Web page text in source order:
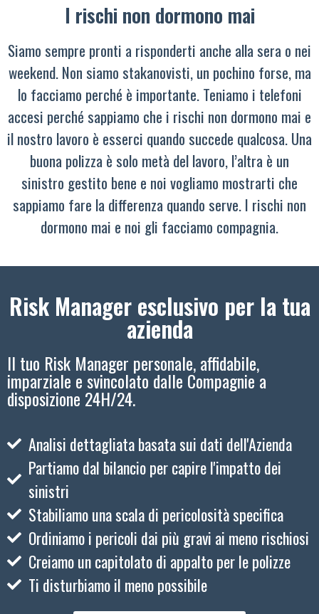
I rischi non dormono mai
Siamo sempre pronti a risponderti anche alla sera o nei
weekend. Non siamo stakanovisti, un pochino forse, ma
lo facciamo perché è importante. Teniamo i telefoni
accesi perché sappiamo che i rischi non dormono mai e
il nostro lavoro è esserci quando succede qualcosa. Una
buona polizza è solo metà del lavoro, l’altra è un
sinistro gestito bene e noi vogliamo mostrarti che
sappiamo fare la differenza quando serve. I rischi non
dormono mai e noi gli facciamo compagnia.
Risk Manager esclusivo per la tua
azienda
Il tuo Risk Manager personale, affidabile,
imparziale e svincolato dalle Compagnie a
disposizione 24H/24.
Analisi dettagliata basata sui dati dell'Azienda
Partiamo dal bilancio per capire l'impatto dei
sinistri
Stabiliamo una scala di pericolosità specifica
Ordiniamo i pericoli dai più gravi ai meno rischiosi
Creiamo un capitolato di appalto per le polizze
Ti disturbiamo il meno possibile